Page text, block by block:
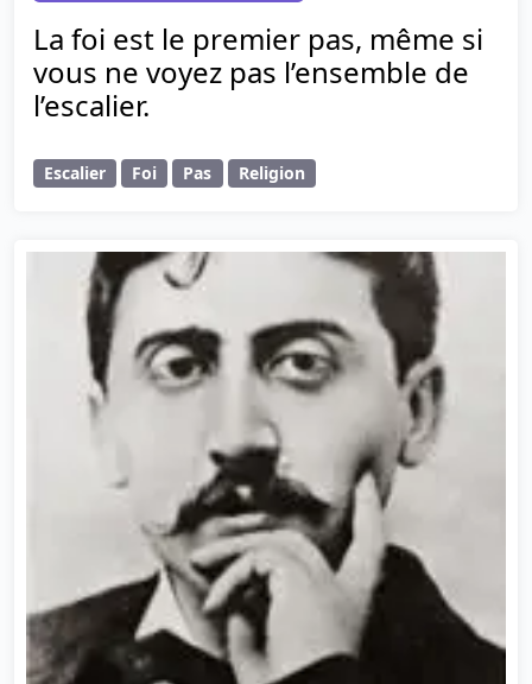
La foi est le premier pas, même si
vous ne voyez pas l’ensemble de
l’escalier.
Escalier Foi Pas Religion